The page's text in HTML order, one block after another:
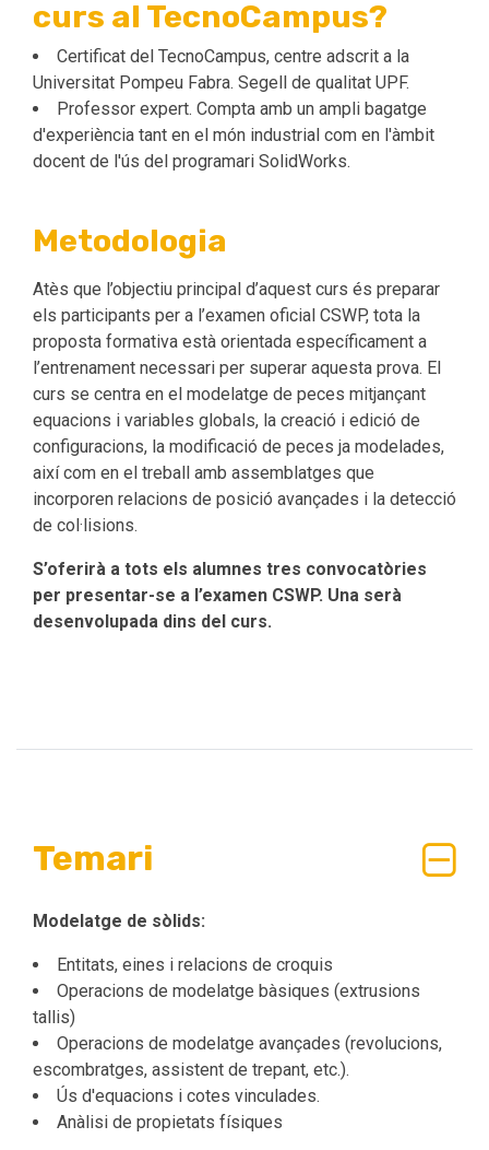
curs al TecnoCampus?
Certificat del TecnoCampus, centre adscrit a la
Universitat Pompeu Fabra. Segell de qualitat UPF.
Professor expert. Compta amb un ampli bagatge
d'experiència tant en el món industrial com en l'àmbit
docent de l'ús del programari SolidWorks.
Metodologia
Atès que l’objectiu principal d’aquest curs és preparar
els participants per a l’examen oficial CSWP, tota la
proposta formativa està orientada específicament a
l’entrenament necessari per superar aquesta prova. El
curs se centra en el modelatge de peces mitjançant
equacions i variables globals, la creació i edició de
configuracions, la modificació de peces ja modelades,
així com en el treball amb assemblatges que
incorporen relacions de posició avançades i la detecció
de col·lisions.
S’oferirà a tots els alumnes tres convocatòries
per presentar-se a l’examen CSWP. Una serà
desenvolupada dins del curs.
Temari
Modelatge de sòlids:
Entitats, eines i relacions de croquis
Operacions de modelatge bàsiques (extrusions
tallis)
Operacions de modelatge avançades (revolucions,
escombratges, assistent de trepant, etc.).
Ús d'equacions i cotes vinculades.
Anàlisi de propietats físiques